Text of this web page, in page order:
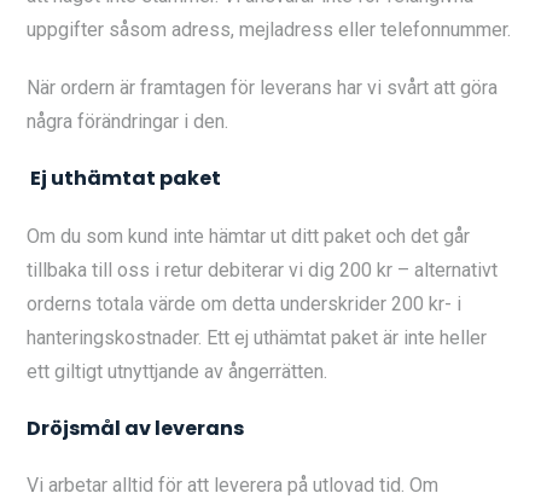
uppgifter såsom adress, mejladress eller telefonnummer.
När ordern är framtagen för leverans har vi svårt att göra
några förändringar i den.
Ej uthämtat paket
Om du som kund inte hämtar ut ditt paket och det går
tillbaka till oss i retur debiterar vi dig 200 kr – alternativt
orderns totala värde om detta underskrider 200 kr- i
hanteringskostnader. Ett ej uthämtat paket är inte heller
ett giltigt utnyttjande av ångerrätten.
Dröjsmål av leverans
Vi arbetar alltid för att leverera på utlovad tid. Om